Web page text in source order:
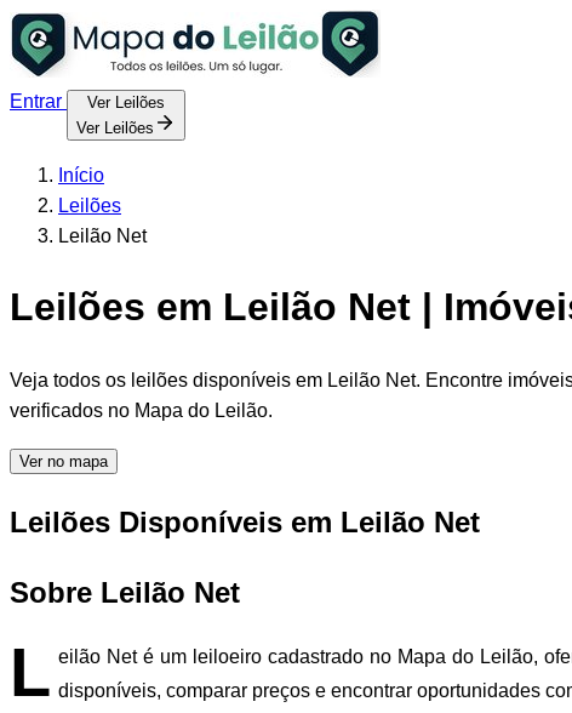
Entrar
Ver Leilões
Ver Leilões
Início
Leilões
Leilão Net
Leilões em Leilão Net |
Veja todos os leilões disponíveis em Leilão Net. Encontre
verificados no Mapa do Leilão.
Ver no mapa
Leilões Disponíveis em Leilão Net
Sobre Leilão Net
L eilão Net é um leiloeiro cadastrado no Mapa do Leilão,
disponíveis, comparar preços e encontrar oportunidades